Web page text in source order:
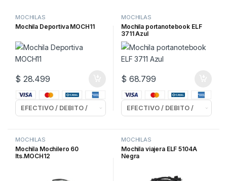
MOCHILAS
Mochila Deportiva MOCH11
$ 28.499
MOCHILAS
Mochila portanotebook ELF
3711 Azul
$ 68.799
MOCHILAS
Mochila Mochilero 60
lts.MOCH12
MOCHILAS
Mochila viajera ELF 5104A
Negra